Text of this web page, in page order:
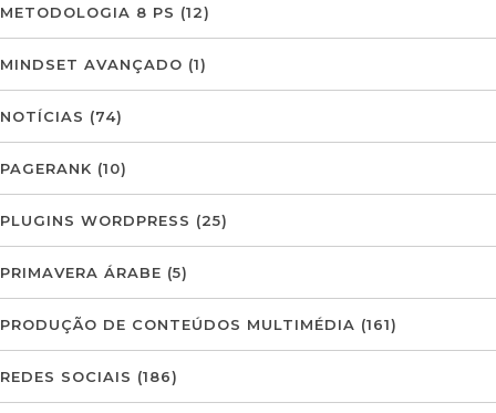
METODOLOGIA 8 PS (12)
MINDSET AVANÇADO (1)
NOTÍCIAS (74)
PAGERANK (10)
PLUGINS WORDPRESS (25)
PRIMAVERA ÁRABE (5)
PRODUÇÃO DE CONTEÚDOS MULTIMÉDIA (161)
REDES SOCIAIS (186)